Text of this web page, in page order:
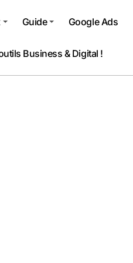
Guide Google Ads
Business & Digital !